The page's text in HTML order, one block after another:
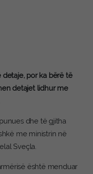
por ka bërë të
detajet lidhur me
dhe të gjitha
me ministrin në
Sveçla.
është menduar